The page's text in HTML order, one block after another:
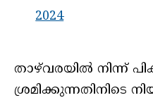
2024
താഴ്‌വരയില്‍ നിന്ന്
ശ്രമിക്കുന്നതിനിടെ